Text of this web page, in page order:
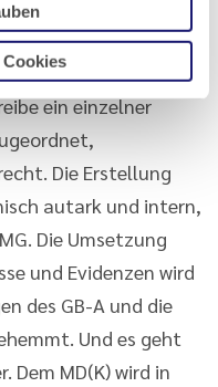
veröffentlicht, eine
MD(K) fehlt aber.
als Kontrollorgan auf
ein einzelner
Die Erstellung
autark und intern,
Die Umsetzung
und Evidenzen wird
des GB-A und die
Und es geht
Dem MD(K) wird in